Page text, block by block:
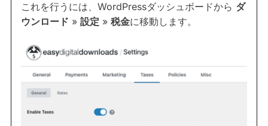
これを行うには、WordPressダッシュボードから ダ
ウンロード » 設定 » 税金に移動します。